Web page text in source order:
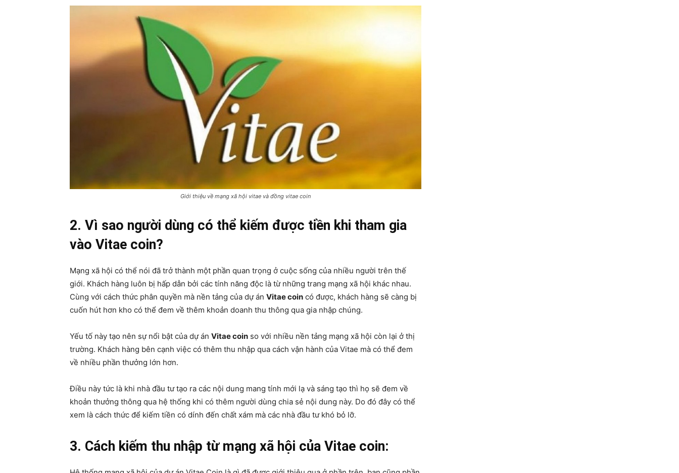
Giới thiệu về mạng xã hội vitae và đồng vitae coin
2. Vì sao người dùng có thể kiếm được tiền khi tham gia
vào Vitae coin?
Mạng xã hội có thể nói đã trở thành một phần quan trọng ở cuộc sống của nhiều người trên thế
giới. Khách hàng luôn bị hấp dẫn bởi các tính năng độc là từ những trang mạng xã hội khác nhau.
Cùng với cách thức phân quyền mà nền tảng của dự án Vitae coin có được, khách hàng sẽ càng bị
cuốn hút hơn kho có thể đem về thêm khoản doanh thu thông qua gia nhập chúng.
Yếu tố này tạo nên sự nổi bật của dự án Vitae coin so với nhiều nền tảng mạng xã hội còn lại ở thị
trường. Khách hàng bên cạnh việc có thêm thu nhập qua cách vận hành của Vitae mà có thể đem
về nhiều phần thưởng lớn hơn.
Điều này tức là khi nhà đầu tư tạo ra các nội dung mang tính mới lạ và sáng tạo thì họ sẽ đem về
khoản thưởng thông qua hệ thống khi có thêm người dùng chia sẻ nội dung này. Do đó đây có thể
xem là cách thức để kiếm tiền có dính đến chất xám mà các nhà đầu tư khó bỏ lỡ.
3. Cách kiếm thu nhập từ mạng xã hội của Vitae coin: